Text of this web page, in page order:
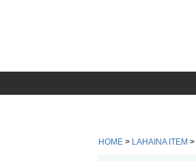
HOME LAHAINA ITEM